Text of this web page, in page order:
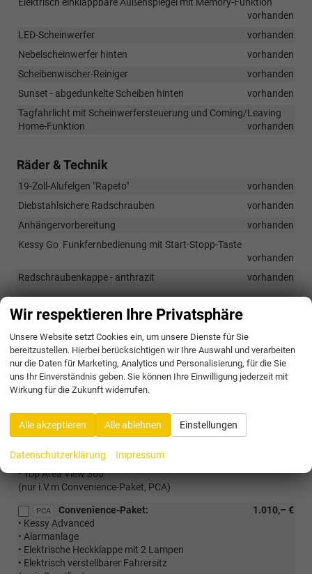
Elektrisch einklappbare Außenspiegel mit Memory-Funktion
vorhanden
LED-Scheinwerfer
vorhanden
Nebelscheinwerfer hinten
vorhanden
Scheibenwischer-Reiniger
vorhanden
Sunset - abgedunkelte Scheiben hinten
vorhanden
Tagfahrlicht mit Scheinwerfersteuerung und Coming/Leaving
Home-Funktion
vorhanden
Räder & Technik
19-Zoll-Alufelgen "Rapeto"
vorhanden
Diebstahlsichere Radschrauben
vorhanden
Anhängervorbereitung
vorhanden
Kessy Go  Funkfernbedienung mit Start-Stopp-Taste
vorhanden
Radschraubenkappe - anthrazit
vorhanden
Optionale Extras
Pakete
PA2 267,– €
Akustik-Paket:
• Akustische Seitenscheiben vorne
• Geräuschdämmung im Innenraum
(serie Sportline)
PAC
Assited Drive Premium-Paket:
• Trained Parking
• Top Area View 360°
(nur i.V.m Convenience-Paket, PCA)
PCA 1.010,– €
Convenience-Paket:
• Kessy Advanced
• Alarmanlage
• Elektrische Heckklappe mit 2 Lampen
• Elektrisch verstellbarer Fahrersitz
Wir respektieren Ihre Privatsphäre
Unsere Website setzt Cookies ein, um unsere Dienste für Sie
bereitzustellen. Hierbei berücksichtigen wir Ihre Auswahl und verarbeiten
nur die Daten für Marketing, Analytics und Personalisierung, für die Sie
uns Ihr Einverständnis geben. Sie können Ihre Einwilligung jederzeit mit
Wirkung für die Zukunft widerrufen.
Alle akzeptieren Alle ablehnen Einstellungen
Datenschutzerklärung Impressum